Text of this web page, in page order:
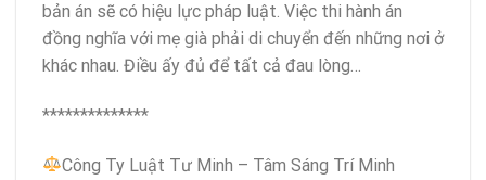
bản án sẽ có hiệu lực pháp luật. Việc thi hành án
đồng nghĩa với mẹ già phải di chuyển đến những nơi ở
khác nhau. Điều ấy đủ để tất cả đau lòng…
**************
Công Ty Luật Tư Minh – Tâm Sáng Trí Minh